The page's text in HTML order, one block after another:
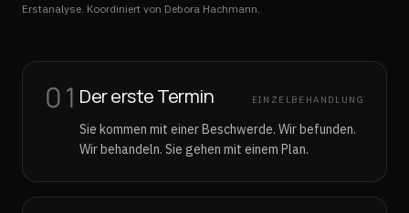
Erstanalyse. Koordiniert von Debora Hachmann.
01 Der erste Termin EINZELBEHANDLUNG
Sie kommen mit einer Beschwerde. Wir befunden.
Wir behandeln. Sie gehen mit einem Plan.